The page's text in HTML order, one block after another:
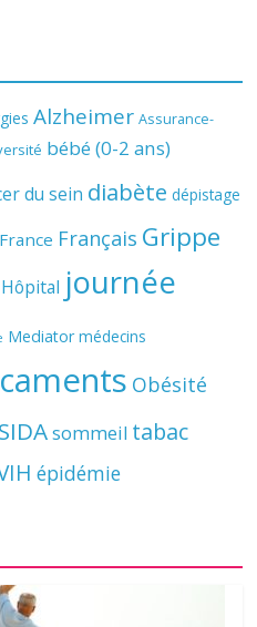
Alzheimer Assurance-
bébé (0-2 ans)
du sein diabète dépistage
France Français Grippe
Hôpital journée
Mediator médecins
Obésité
SIDAsommeil tabac
épidémie